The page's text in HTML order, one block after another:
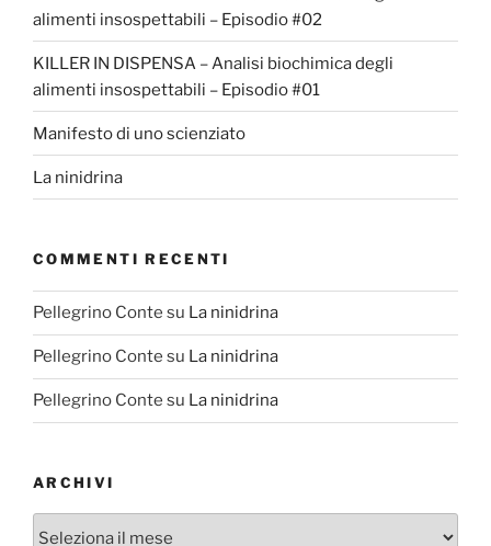
alimenti insospettabili – Episodio #02
KILLER IN DISPENSA – Analisi biochimica degli
alimenti insospettabili – Episodio #01
Manifesto di uno scienziato
La ninidrina
COMMENTI RECENTI
Pellegrino Conte su La ninidrina
Pellegrino Conte su La ninidrina
Pellegrino Conte su La ninidrina
ARCHIVI